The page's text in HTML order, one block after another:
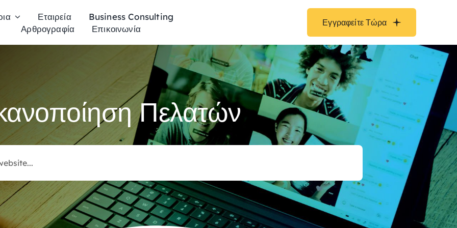
Εταιρεία
Business Consulting
Αρθρογραφία
Επικοινωνία
Εγγραφείτε Τώρα
Πελατών